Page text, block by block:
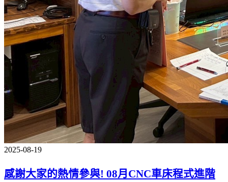
2025-08-19
感謝大家的熱情參與! 08月CNC車床程式進階